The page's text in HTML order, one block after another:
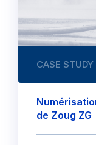
CASE STUDY
de Zoug ZG